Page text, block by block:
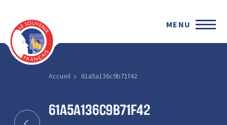
MENU
Accueil 61a5a136c9b71f42
61a5a136c9b71f42